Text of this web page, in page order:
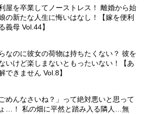
屋を卒業してノーストレス！ 離婚から始
の新たな人生に悔いはなし！【嫁を便利
義母 Vol.44】
なのに彼女の荷物は持ちたくない？ 彼を
いけど楽しまないともったいない！【あ
できません Vol.8】
めんなさいね？」って絶対悪いと思って
…！ 私の畑に平然と踏み入る隣人…無